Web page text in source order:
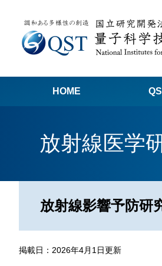
HOME
放射線医学
放射線影響予防
掲載日：2026年4月1日更新